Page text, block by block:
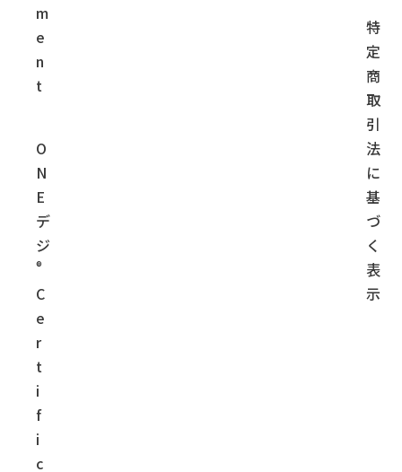
m
e
n
t
O
N
E
デ
ジ
®
C
e
r
t
i
f
i
c
特
定
商
取
引
法
に
基
づ
く
表
示